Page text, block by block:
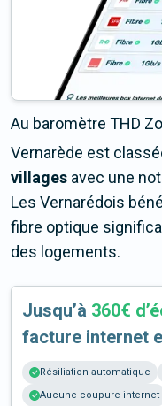
Au baromètre THD
Vernarède est
villages avec une
Les Vernarédois
fibre optique
des logements.
Jusqu’à 360€
facture internet
Résiliation automatique
Aucune coupure internet